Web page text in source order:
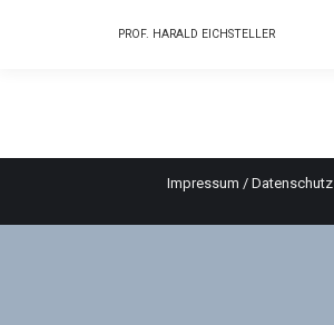
PROF. HARALD EICHSTELLER
Impressum / Datenschutz